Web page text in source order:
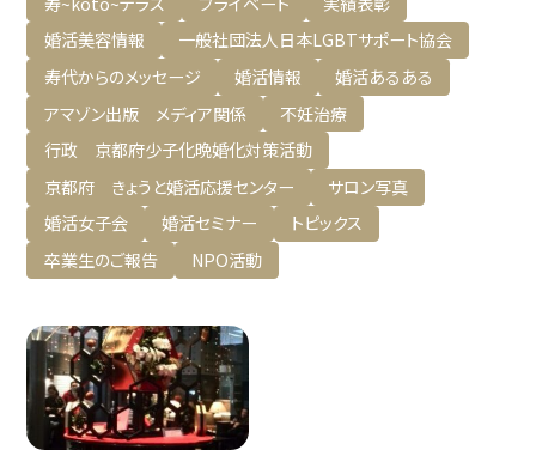
婚活美容情報
一般社団法人日本LGBTサポート協会
寿代からのメッセージ
婚活情報
婚活あるある
アマゾン出版 メディア関係
不妊治療
行政 京都府少子化晩婚化対策活動
京都府 きょうと婚活応援センター
サロン写真
婚活女子会
婚活セミナー
トピックス
卒業生のご報告
NPO活動